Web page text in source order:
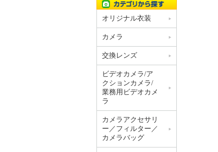
オリジナル衣装
カメラ
交換レンズ
ビデオカメラ/ア
クションカメラ/
業務用ビデオカメ
ラ
カメラアクセサリ
ー／フィルター／
カメラバッグ